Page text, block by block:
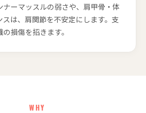
ナーマッスルの弱さや、肩甲骨・体
スは、肩関節を不安定にします。支
損傷を招きます。
WHY